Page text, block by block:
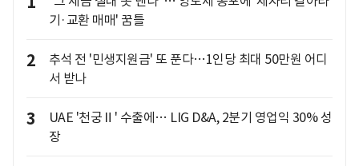
기·교환 매매' 꿈틀
2
추석 전 '민생지원금' 또 푼다…1인당 최대 50만원 어디
서 받나
3
UAE '천궁Ⅱ' 수출에… LIG D&A, 2분기 영업익 30% 성
장